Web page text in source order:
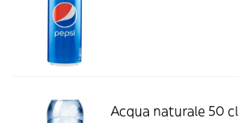
Acqua naturale 50 cl